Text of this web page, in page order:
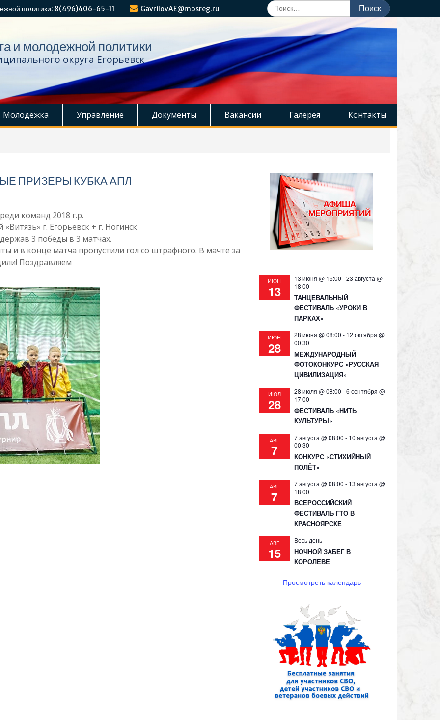
политики: 8(496)406-65-11 GavrilovAE@mosreg.ru
Поиск
по:
и молодежной политики
округа Егорьевск
Молодёжка Управление Документы Вакансии Галерея Контакты
ПРИЗЕРЫ КУБКА АПЛ
команд 2018 г.р.
г. Егорьевск + г. Ногинск
3 победы в 3 матчах.
и в конце матча пропустили гол со штрафного. В мачте за
Поздравляем
ИЮН
13
13 июня @ 16:00 -23 августа @
18:00
ТАНЦЕВАЛЬНЫЙ
ФЕСТИВАЛЬ «УРОКИ В
ПАРКАХ»
ИЮН
28
28 июня @ 08:00 - 12 октября @
00:30
МЕЖДУНАРОДНЫЙ
ФОТОКОНКУРС «РУССКАЯ
ЦИВИЛИЗАЦИЯ»
ИЮЛ
28
28 июля @ 08:00 -6 сентября @
17:00
ФЕСТИВАЛЬ «НИТЬ
КУЛЬТУРЫ»
АВГ
7
7 августа @ 08:00 - 10 августа @
00:30
КОНКУРС «СТИХИЙНЫЙ
ПОЛЁТ»
АВГ
7
7 августа @ 08:00 - 13 августа @
18:00
ВСЕРОССИЙСКИЙ
ФЕСТИВАЛЬ ГТО В
КРАСНОЯРСКЕ
АВГ
15
Весь день
НОЧНОЙ ЗАБЕГ В
КОРОЛЕВЕ
Просмотреть календарь